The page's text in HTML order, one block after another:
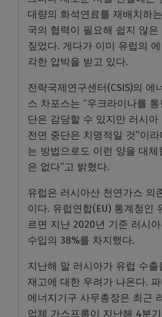
대량의 화석연료를 재배치하
국의 협력이 필요해 쉽지 않은
짚었다. 게다가 이미 유럽의
각한 압박을 받고 있다.
전략국제연구센터(CSIS)의 에
스 차포스는 “우크라이나를
단은 감당할 수 있지만 러시아
전면 중단은 치명적일 것”이
는 방법으로도 이런 양을 대체
은 없다”고 밝혔다.
유럽은 러시아산 천연가스 의
이다. 유럽연합(EU) 통계청인
르면 지난 2020년 기준 러시
수입의 38%를 차지했다.
지난해 말 러시아가 유럽 수출
재고에 대한 우려가 나온다.
에너지기구 사무총장은 최근
업체 가스프롬이 지난해 4분